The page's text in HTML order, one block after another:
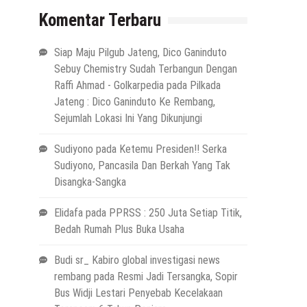
Komentar Terbaru
Siap Maju Pilgub Jateng, Dico Ganinduto
Sebuy Chemistry Sudah Terbangun Dengan
Raffi Ahmad - Golkarpedia pada Pilkada
Jateng : Dico Ganinduto Ke Rembang,
Sejumlah Lokasi Ini Yang Dikunjungi
Sudiyono pada Ketemu Presiden!! Serka
Sudiyono, Pancasila Dan Berkah Yang Tak
Disangka-Sangka
Elidafa pada PPRSS : 250 Juta Setiap Titik,
Bedah Rumah Plus Buka Usaha
Budi sr_ Kabiro global investigasi news
rembang pada Resmi Jadi Tersangka, Sopir
Bus Widji Lestari Penyebab Kecelakaan